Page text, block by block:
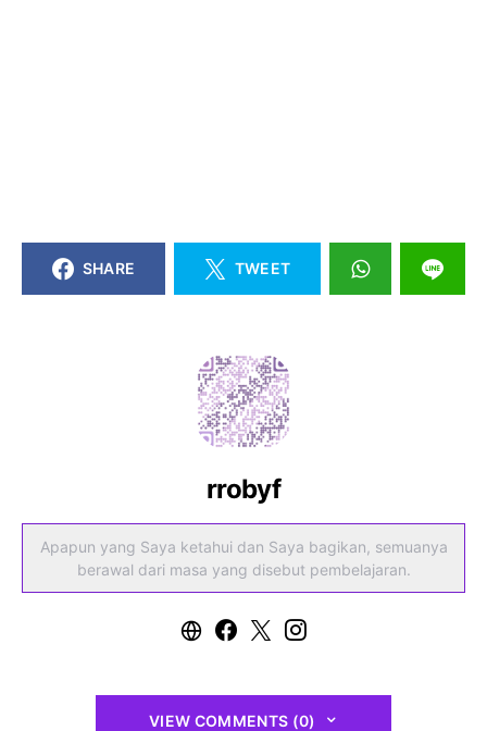
SHARE TWEET
rrobyf
Apapun yang Saya ketahui dan Saya bagikan, semuanya
berawal dari masa yang disebut pembelajaran.
VIEW COMMENTS (0)